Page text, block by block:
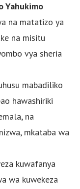
Yahukimo
na matatizo ya
na misitu
vya sheria
mabadiliko
hawashiriki
na
mkataba wa
kuwafanya
wa kuwekeza